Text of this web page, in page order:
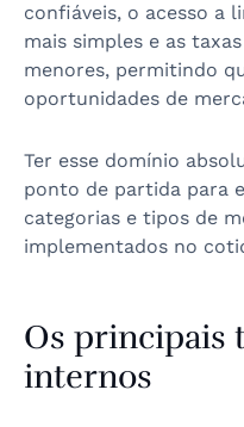
confiáveis, o acesso a
mais simples e as
menores, permitindo
oportunidades de
Ter esse domínio
ponto de partida para
categorias e tipos de
implementados no
Os principais
internos